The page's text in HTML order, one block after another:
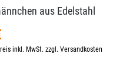
aus Edelstahl
inkl. MwSt. zzgl. Versandkosten